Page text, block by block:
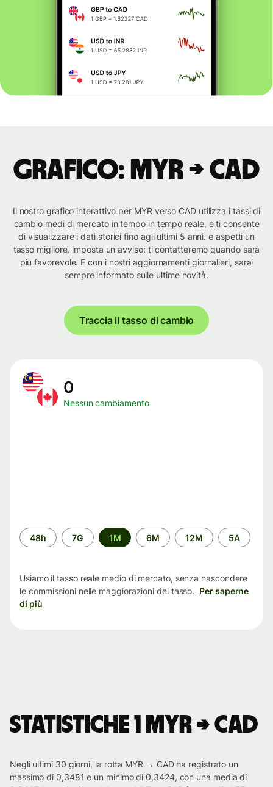
Grafico: MYR → CAD
Il nostro grafico interattivo per MYR verso CAD utilizza i tassi di
cambio medi di mercato in tempo in tempo reale, e ti consente
di visualizzare i dati storici fino agli ultimi 5 anni. e aspetti un
tasso migliore, imposta un avviso: ti contatteremo quando sarà
più favorevole. E con i nostri aggiornamenti giornalieri, sarai
sempre informato sulle ultime novità.
Traccia il tasso di cambio
0
Nessun cambiamento
Periodo
di
48h 7G 1M 6M 12M 5A
Usiamo il tasso reale medio di mercato, senza nascondere
le commissioni nelle maggiorazioni del tasso. Per saperne
di più
Statistiche 1 MYR → CAD
Negli ultimi 30 giorni, la rotta MYR → CAD ha registrato un
massimo di 0,3481 e un minimo di 0,3424, con una media di